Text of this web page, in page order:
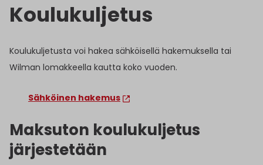
Koulukuljetus
Koulukuljetusta voi hakea sähköisellä hakemuksella tai
Wilman lomakkeella kautta koko vuoden.
Sähköinen hakemus
Maksuton koulukuljetus
järjestetään